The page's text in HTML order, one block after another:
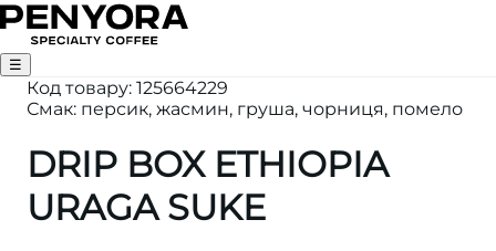
☰
Код товару: 125664229
Смак: персик, жасмин, груша, чорниця, помело
DRIP BOX ETHIOPIA
URAGA SUKE